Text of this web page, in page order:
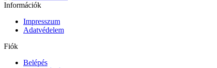
Információk
Impresszum
Adatvédelem
Fiók
Belépés